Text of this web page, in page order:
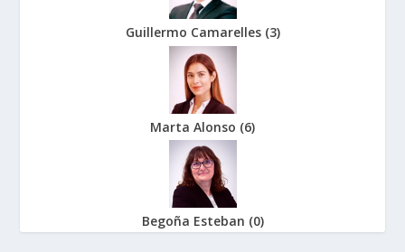
Guillermo Camarelles (3)
Marta Alonso (6)
Begoña Esteban (0)